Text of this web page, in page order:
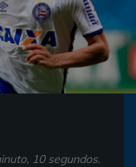
10 segundos.